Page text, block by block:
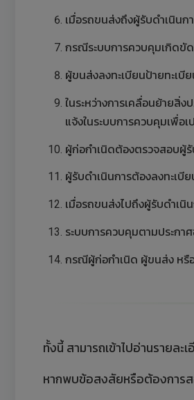
เมื่อรถขนส่งถึงผู้รับดำเนินก
กรณีระบบการควบคุมเกิดขัด
ผู้ขนส่งลงทะเบียนป้ายทะเบี
ในระหว่างการเคลื่อนย้ายสิ่
แจ้งในระบบการควบคุมเพื่
ผู้ก่อกำเนิดต้องตรวจสอบผู้รั
ผู้รับดำเนินการต้องลงทะเบี
เมื่อรถขนส่งไปถึงผู้รับดำเนิ
ระบบการควบคุมตามประกา
กรณีผู้ก่อกำเนิด ผู้ขนส่ง หรื
ทั้งนี้ สามารถเข้าไปอ่านรายละ
หากพบข้อสงสัยหรือต้องการส